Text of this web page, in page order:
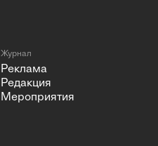
Журнал
Реклама
Редакция
Мероприятия